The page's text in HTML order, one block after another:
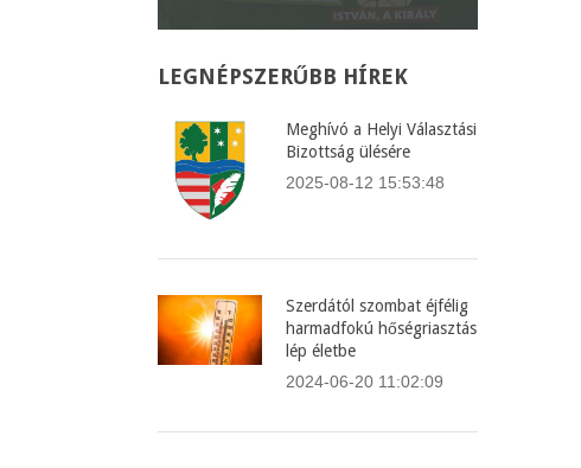
LEGNÉPSZERŰBB HÍREK
Meghívó a Helyi Választási
Bizottság ülésére
2025-08-12 15:53:48
Szerdától szombat éjfélig
harmadfokú hőségriasztás
lép életbe
2024-06-20 11:02:09